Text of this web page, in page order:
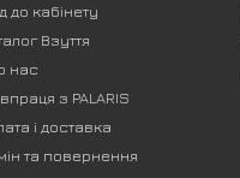
до кабінету
Взуття
нас
з PALARIS
і доставка
та повернення